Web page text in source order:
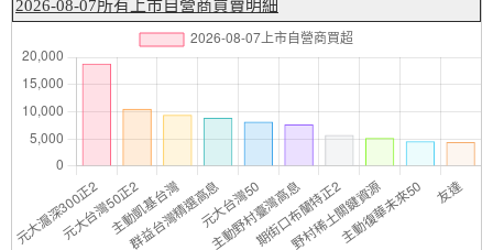
2026-08-07所有上市自營商買賣明細